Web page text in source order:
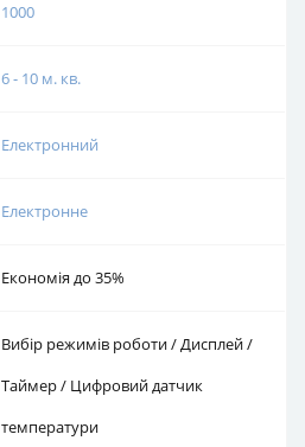
1000
6 - 10 м. кв.
Електронний
Електронне
Економія до 35%
Вибір режимів роботи / Дисплей /
Таймер / Цифровий датчик
температури